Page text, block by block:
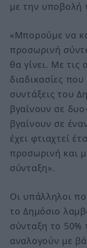
με την υποβολή
«Μπορούμε να
προσωρινή
θα γίνει. Με τις
διαδικασίες
συντάξεις του
βγαίνουν σε
βγαίνουν σε
έχει φτιαχτεί
προσωρινή και
σύνταξη».
Οι υπάλληλοι
το Δημόσιο
σύνταξη το
αναλογούν με